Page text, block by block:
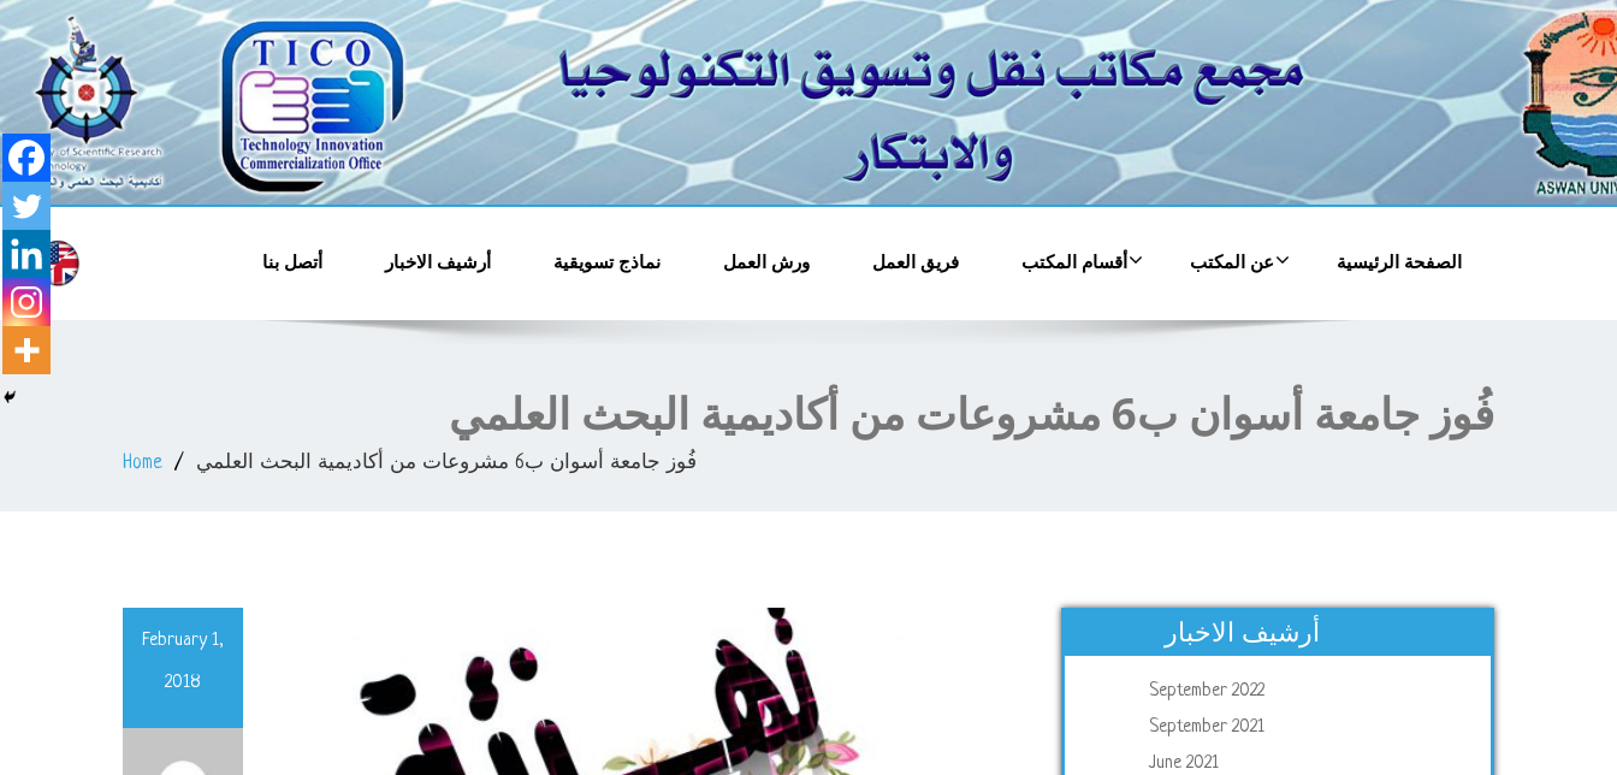
مجمع مكاتب نقل وتسويق التكنولوجيا
والابتكار
أتصل بنا أرشيف الاخبار نماذج تسويقية ورش العمل فريق العمل أقسام المكتب عن المكتب الصفحة الرئيسية
فُوز جامعة أسوان ب6 مشروعات من أكاديمية البحث العلمي
Home فُوز جامعة أسوان ب6 مشروعات من أكاديمية البحث العلمي
February 1,
2018
أرشيف الاخبار
September 2022
September 2021
June 2021